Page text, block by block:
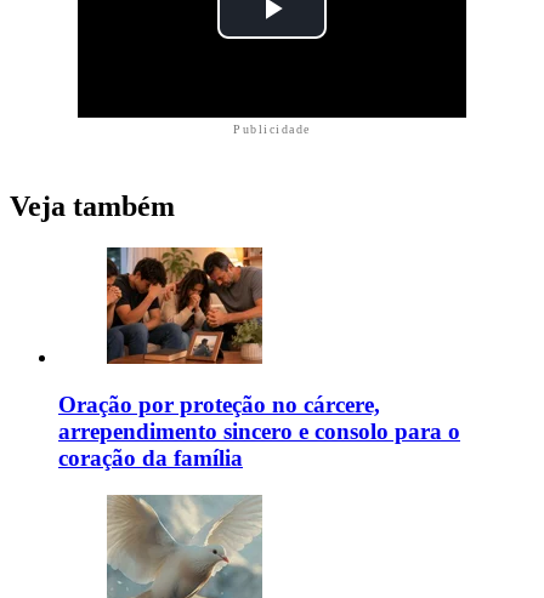
Publicidade
Veja também
Oração por proteção no cárcere,
arrependimento sincero e consolo para o
coração da família